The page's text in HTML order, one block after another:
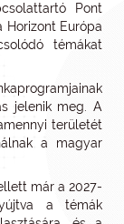
Pont
Horizont Európa
témákat
jelenik meg. A
területét
a magyar
már a 2027-
a témák